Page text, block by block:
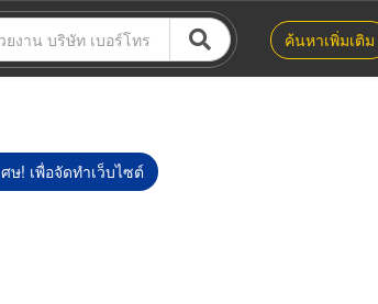
ค้นหาเพิ่มเติม
! เพื่อจัดทำเว็บไซต์